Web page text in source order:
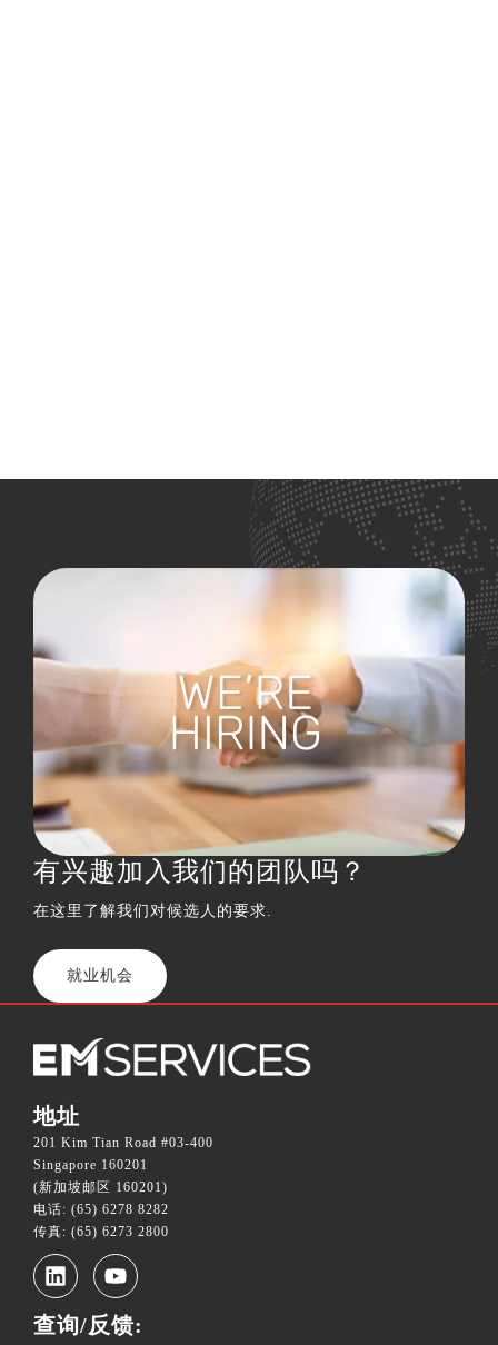
有兴趣加入我们的团队吗？
在这里了解我们对候选人的要求.
就业机会
地址
201 Kim Tian Road #03-400
Singapore 160201
(新加坡邮区 160201)
电话: (65) 6278 8282
传真: (65) 6273 2800
查询/反馈: